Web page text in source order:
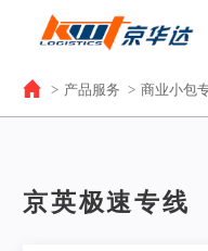
> 产品服务 > 商业小包
京英极速专线